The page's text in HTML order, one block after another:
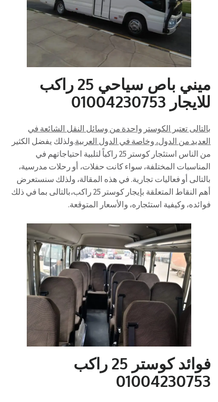
ميني باص سياحي 25 راكب
للايجار 01004230753
بالتالى تعتبر الكوستر واحدة من وسائل النقل الشائعة في
العديد من الدول، وخاصة في الدول العربية.ولذلك يفضل الكثير
من الناس استئجار كوستر 25 راكباً لتلبية احتياجاتهم في
المناسبات المختلفة، سواء كانت حفلات، أو رحلات مدرسية،
بالتالى أو فعاليات تجارية. في هذه المقالة، ولذلك سنستعرض
أهم النقاط المتعلقة بإيجار كوستر 25 راكب،بالتالى بما في ذلك
فوائده، وكيفية استئجاره، والأسعار المتوقعة.
فوائد كوستر 25 راكب
01004230753